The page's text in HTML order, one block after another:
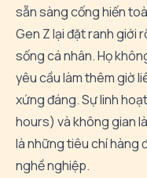
sẵn sàng cống hiến
Gen Z lại đặt ranh giới
sống cá nhân. Họ
yêu cầu làm thêm giờ
xứng đáng. Sự linh
hours) và không gian
là những tiêu chí hàng
nghề nghiệp.